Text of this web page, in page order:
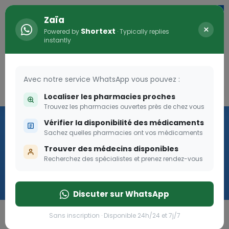
Vaccination
Zaïa
Powered by Shortext · Typically replies
instantly
×
Avec notre service WhatsApp vous pouvez :
Localiser les pharmacies proches
Trouvez les pharmacies ouvertes près de chez vous
Vérifier la disponibilité des médicaments
Sachez quelles pharmacies ont vos médicaments
Trouver des médecins disponibles
Recherchez des spécialistes et prenez rendez-vous
Discuter sur WhatsApp
Sans inscription · Disponible 24h/24 et 7j/7